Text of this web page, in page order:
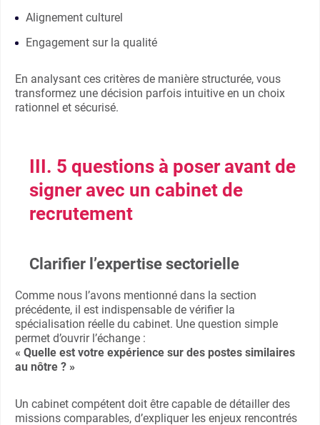
Alignement culturel
Engagement sur la qualité
En analysant ces critères de manière structurée, vous
transformez une décision parfois intuitive en un choix
rationnel et sécurisé.
III. 5 questions à poser avant de
signer avec un cabinet de
recrutement
Clarifier l’expertise sectorielle
Comme nous l’avons mentionné dans la section
précédente, il est indispensable de vérifier la
spécialisation réelle du cabinet. Une question simple
permet d’ouvrir l’échange :
« Quelle est votre expérience sur des postes similaires
au nôtre ? »
Un cabinet compétent doit être capable de détailler des
missions comparables, d’expliquer les enjeux rencontrés